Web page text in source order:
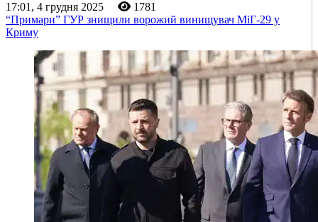
17:01, 4 грудня 2025
1781
“Примари” ГУР знищили ворожий винищувач МіГ-29 у
Криму